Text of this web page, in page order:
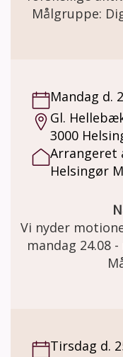
demens
Målgruppe:
Mandag d.
Gl.
3000
Arrangeret
Helsingør
Vi nyder
mandag 24.08
omkring
Helsingør
Tirsdag d.